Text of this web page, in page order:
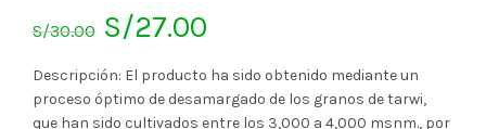
S/30.00 El
precio
original
S/27.00
precio
actual
Descripción: El producto ha sido obtenido mediante un
proceso óptimo de desamargado de los granos de tarwi,
que han sido cultivados entre los 3,000 a 4,000 msnm., por